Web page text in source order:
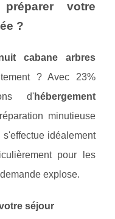
votre
?
cabane arbres
? Avec 23%
d'hébergement
minutieuse
idéalement
pour les
explose.
séjour